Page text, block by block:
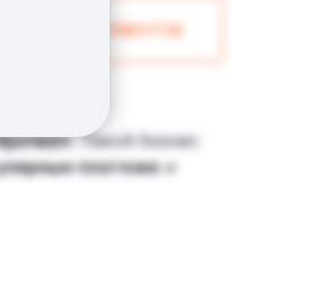
ПРИМЕР ДОКУМЕНТОВ
. Такой бизнес
платежии